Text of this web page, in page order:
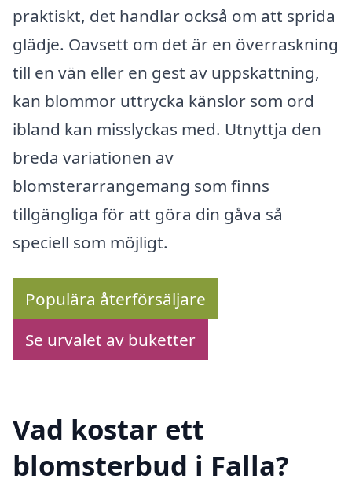
praktiskt, det handlar också om att sprida
glädje. Oavsett om det är en överraskning
till en vän eller en gest av uppskattning,
kan blommor uttrycka känslor som ord
ibland kan misslyckas med. Utnyttja den
breda variationen av
blomsterarrangemang som finns
tillgängliga för att göra din gåva så
speciell som möjligt.
Populära återförsäljare
Se urvalet av buketter
Vad kostar ett
blomsterbud i Falla?